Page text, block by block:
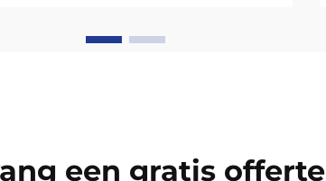
een gratis offerte